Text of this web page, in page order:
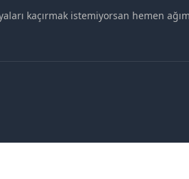
kaçırmak istemiyorsan hemen